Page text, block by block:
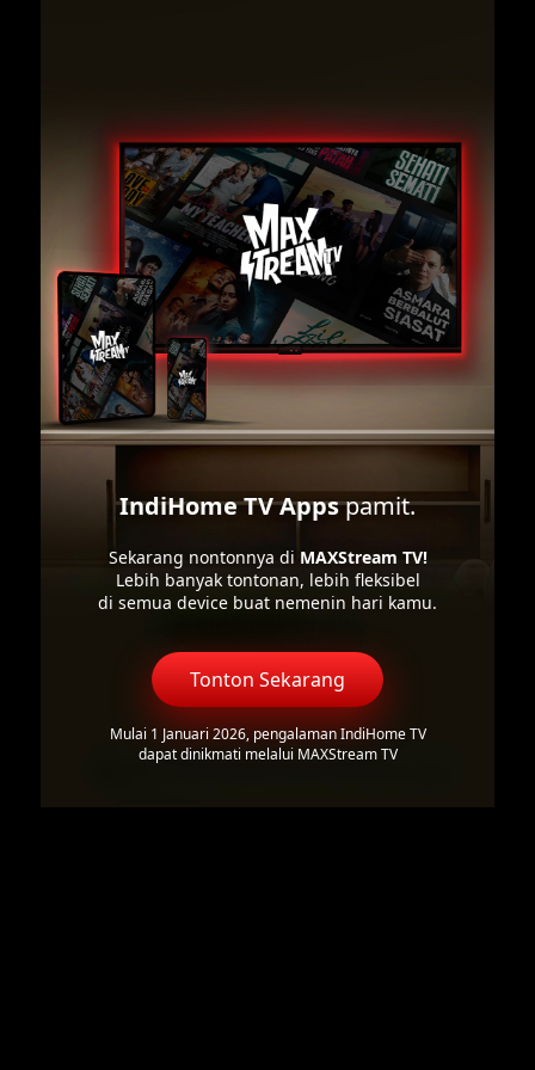
IndiHome TV Appspamit.
Sekarang nontonnya di MAXStream TV!
Lebih banyak tontonan, lebih fleksibel
di semua device buat nemenin hari kamu.
Tonton Sekarang
Mulai 1 Januari 2026, pengalaman IndiHome TV
dapat dinikmati melalui MAXStream TV